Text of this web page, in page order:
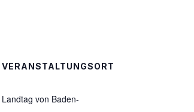
VERANSTALTUNGSORT
Landtag von Baden-